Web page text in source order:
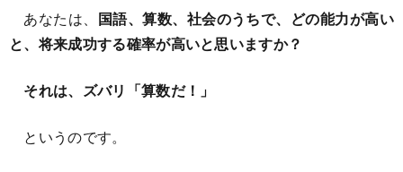
あなたは、 国語、算数、社会のうちで、どの能力が高い
と、将来成功する確率が高いと思いますか？
それは、ズバリ「算数だ！」
というのです。